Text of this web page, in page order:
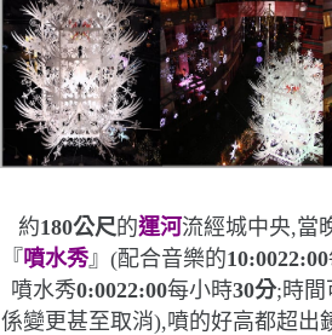
約180公尺的運河 流經城中央,當
『 噴水秀』(配合音樂的10:0022:00
噴水秀0:0022:00每小時30分;時間
係變更甚至取消),噴的好高都超出